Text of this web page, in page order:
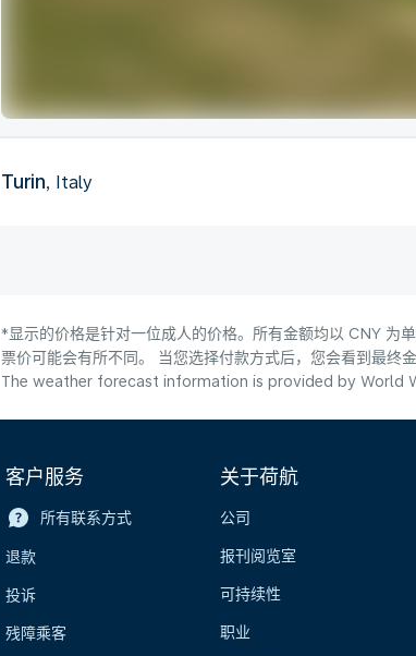
Turin, Italy
*显示的价格是针对一位成人的价格。所有金额均以 CNY 为
票价可能会有所不同。 当您选择付款方式后，您会看到最终金
The weather forecast information is provided by World
客户服务
所有联系方式
退款
投诉
残障乘客
关于荷航
公司
报刊阅览室
可持续性
职业